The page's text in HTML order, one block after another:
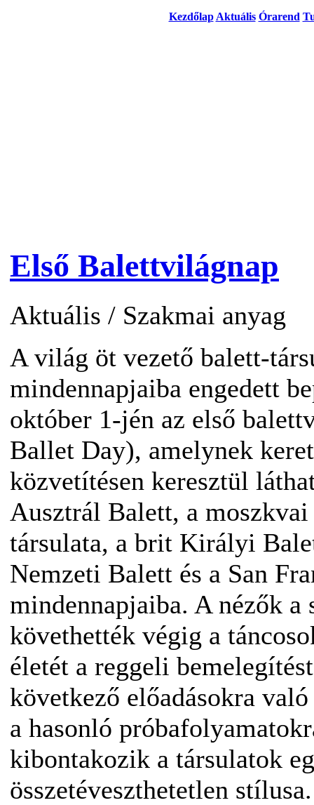
Kezdőlap Aktuális Órarend
Első Balettvilágnap
Aktuális / Szakmai anyag
A világ öt vezető balett-
mindennapjaiba engedett
október 1-jén az első
Ballet Day), amelynek
közvetítésen keresztül
Ausztrál Balett, a
társulata, a brit Királyi
Nemzeti Balett és a San
mindennapjaiba. A nézők a
követhették végig a
életét a reggeli
következő előadásokra
a hasonló
kibontakozik a társulatok
összetéveszthetetlen stílusa.